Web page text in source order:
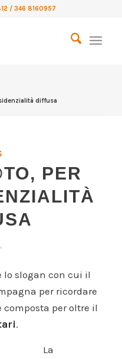
/ 346 8160957
diffusa
PER
lo slogan con cui il
per ricordare
per oltre il
.
La